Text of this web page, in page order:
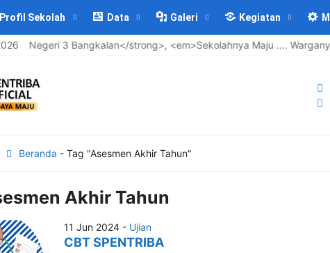
Profil Sekolah Data Galeri Kegiatan
Negeri 3 Bangkalan</strong>, <em>Sekolahnya Maju .... Warganya
Beranda - Tag "Asesmen Akhir Tahun"
Akhir Tahun
11 Jun 2024 - Ujian
CBT SPENTRIBA